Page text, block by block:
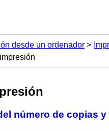
desde un ordenador
número de copias